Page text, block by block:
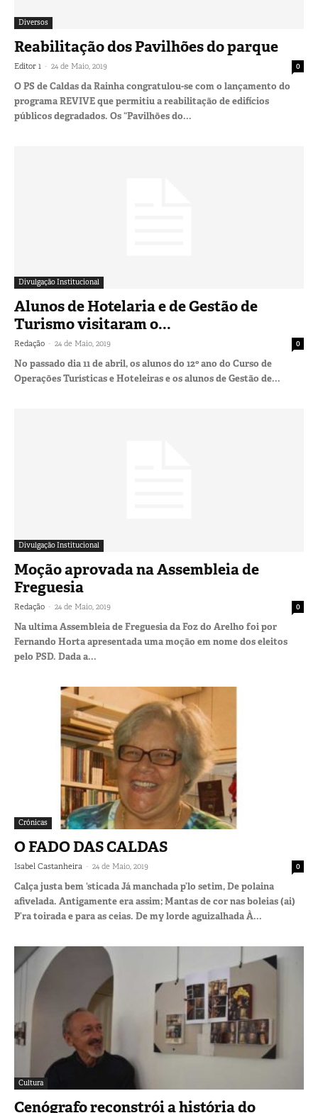
Diversos
Reabilitação dos Pavilhões do parque
Editor 1 - 24 de Maio, 2019 0
O PS de Caldas da Rainha congratulou-se com o lançamento do
programa REVIVE que permitiu a reabilitação de edifícios
públicos degradados. Os “Pavilhões do...
Divulgação Institucional
Alunos de Hotelaria e de Gestão de
Turismo visitaram o...
Redação - 24 de Maio, 2019 0
No passado dia 11 de abril, os alunos do 12º ano do Curso de
Operações Turísticas e Hoteleiras e os alunos de Gestão de...
Divulgação Institucional
Moção aprovada na Assembleia de
Freguesia
Redação - 24 de Maio, 2019 0
Na ultima Assembleia de Freguesia da Foz do Arelho foi por
Fernando Horta apresentada uma moção em nome dos eleitos
pelo PSD. Dada a...
Crónicas
O FADO DAS CALDAS
Isabel Castanheira - 24 de Maio, 2019 0
Calça justa bem ‘sticada Já manchada p’lo setim, De polaina
afivelada. Antigamente era assim; Mantas de cor nas boleias (ai)
P’ra toirada e para as ceias. De my lorde aguizalhada À...
Cultura
Cenógrafo reconstrói a história do